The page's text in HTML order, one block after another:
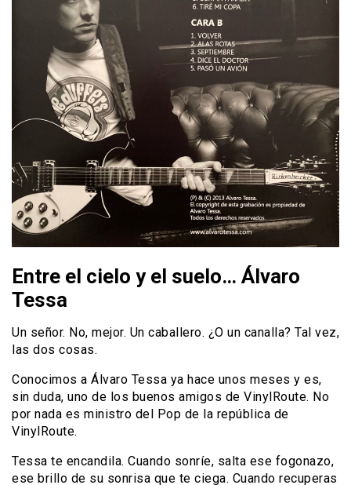
Entre el cielo y el suelo… Álvaro
Tessa
Un señor. No, mejor. Un caballero. ¿O un canalla? Tal vez,
las dos cosas.
Conocimos a Álvaro Tessa ya hace unos meses y es,
sin duda, uno de los buenos amigos de VinylRoute. No
por nada es ministro del Pop de la república de
VinylRoute.
Tessa te encandila. Cuando sonríe, salta ese fogonazo,
ese brillo de su sonrisa que te ciega. Cuando recuperas